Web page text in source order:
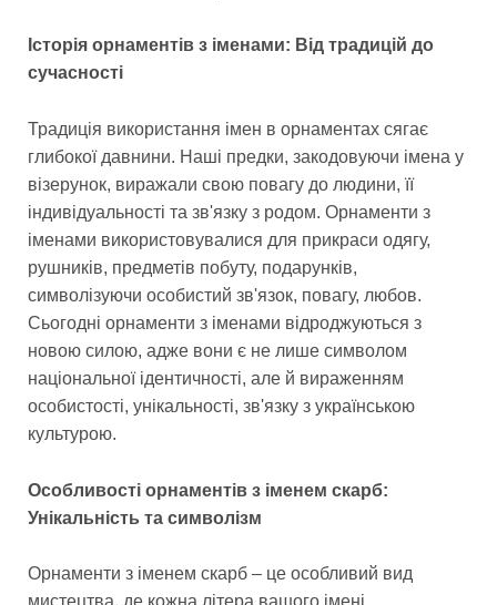
Історія орнаментів з іменами: Від традицій до
сучасності
Традиція використання імен в орнаментах сягає
глибокої давнини. Наші предки, закодовуючи імена у
візерунок, виражали свою повагу до людини, її
індивідуальності та зв'язку з родом. Орнаменти з
іменами використовувалися для прикраси одягу,
рушників, предметів побуту, подарунків,
символізуючи особистий зв'язок, повагу, любов.
Сьогодні орнаменти з іменами відроджуються з
новою силою, адже вони є не лише символом
національної ідентичності, але й вираженням
особистості, унікальності, зв'язку з українською
культурою.
Особливості орнаментів з іменем скарб:
Унікальність та символізм
Орнаменти з іменем скарб – це особливий вид